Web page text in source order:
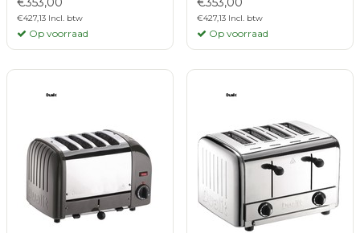
€427,13 Incl. btw
Op voorraad
€427,13 Incl. btw
Op voorraad